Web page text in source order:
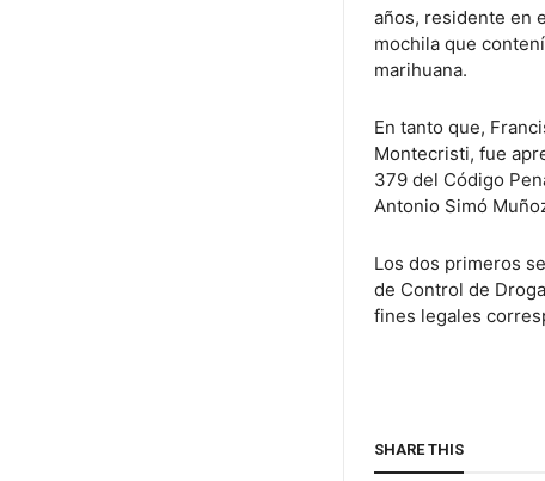
años, residente en
mochila que
marihuana.
En tanto que,
Montecristi, fue
379 del Código
Antonio Simó
Los dos primeros
de Control de
fines legales
SHARE THIS